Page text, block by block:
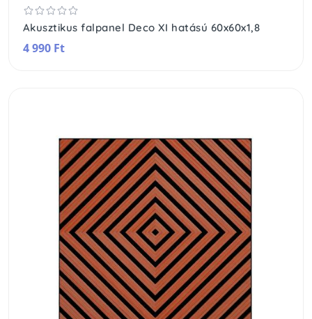
Akusztikus falpanel Deco XI hatású 60x60x1,8
4 990 Ft